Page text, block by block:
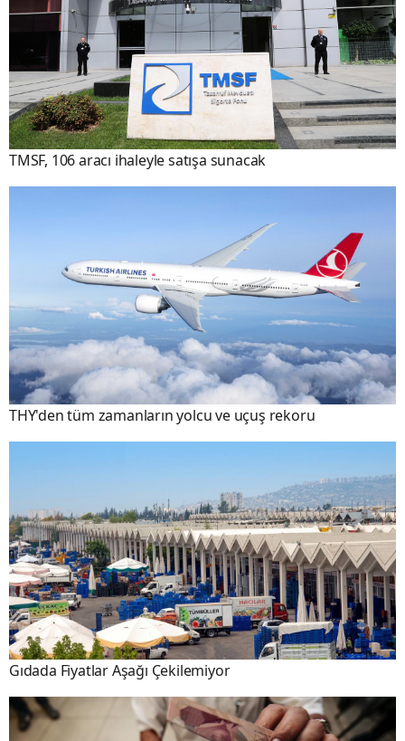
TMSF, 106 aracı ihaleyle satışa sunacak
THY'den tüm zamanların yolcu ve uçuş rekoru
Gıdada Fiyatlar Aşağı Çekilemiyor